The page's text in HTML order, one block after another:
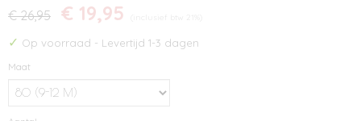
€ 26,95 € 19,95 (inclusief btw 21%)
✓ Op voorraad - Levertijd 1-3 dagen
Maat